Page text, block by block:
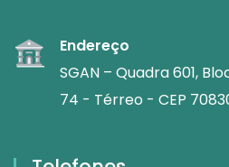
Endereço
SGAN – Quadra 601,
74 - Térreo - CEP